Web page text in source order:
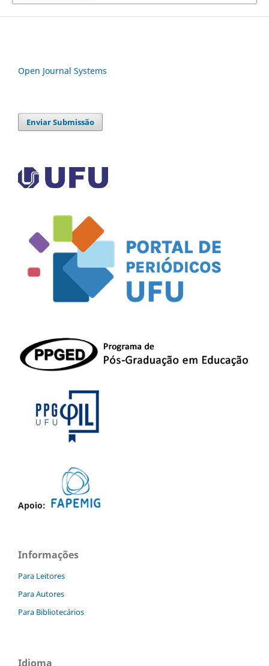
Open Journal Systems
Enviar Submissão
Apoio:
Informações
Para Leitores
Para Autores
Para Bibliotecários
Idioma